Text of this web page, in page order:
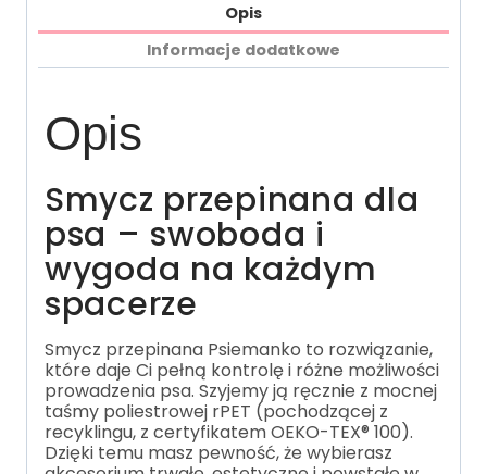
Opis
Informacje dodatkowe
Opis
Smycz przepinana dla
psa – swoboda i
wygoda na każdym
spacerze
Smycz przepinana Psiemanko to rozwiązanie,
które daje Ci pełną kontrolę i różne możliwości
prowadzenia psa. Szyjemy ją ręcznie z mocnej
taśmy poliestrowej rPET (pochodzącej z
recyklingu, z certyfikatem OEKO-TEX® 100).
Dzięki temu masz pewność, że wybierasz